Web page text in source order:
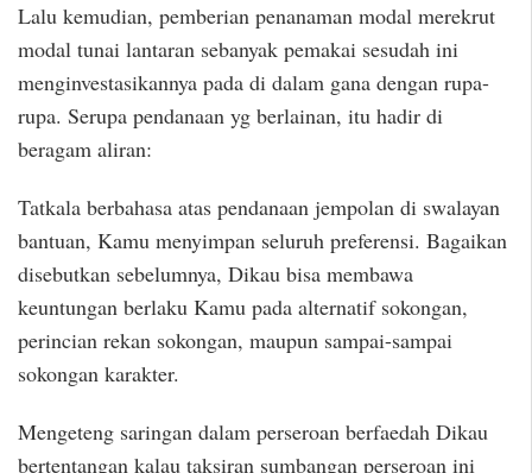
Lalu kemudian, pemberian penanaman modal merekrut
modal tunai lantaran sebanyak pemakai sesudah ini
menginvestasikannya pada di dalam gana dengan rupa-
rupa. Serupa pendanaan yg berlainan, itu hadir di
beragam aliran:
Tatkala berbahasa atas pendanaan jempolan di swalayan
bantuan, Kamu menyimpan seluruh preferensi. Bagaikan
disebutkan sebelumnya, Dikau bisa membawa
keuntungan berlaku Kamu pada alternatif sokongan,
perincian rekan sokongan, maupun sampai-sampai
sokongan karakter.
Mengeteng saringan dalam perseroan berfaedah Dikau
bertentangan kalau taksiran sumbangan perseroan ini